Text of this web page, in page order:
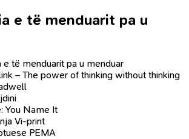
e të menduarit pa u
e të menduarit pa u menduar
– The power of thinking without thinking
You Name It
Vi-print
PEMA